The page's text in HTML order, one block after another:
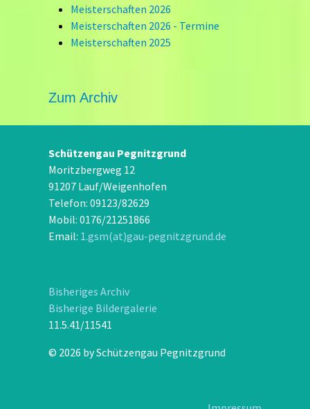
Meisterschaften 2026
Meisterschaften 2026 - Termine
Meisterschaften 2025
Zum Archiv
Schützengau Pegnitzgrund
Moritzbergweg 12
91207 Lauf/Weigenhofen
Telefon: 09123/82629
Mobil: 0176/21251866
Email: 1.gsm(at)gau-pegnitzgrund.de
Bisheriges Archiv
Bisherige Bildergalerie
11.5.41/11541
© 2026 by Schützengau Pegnitzgrund